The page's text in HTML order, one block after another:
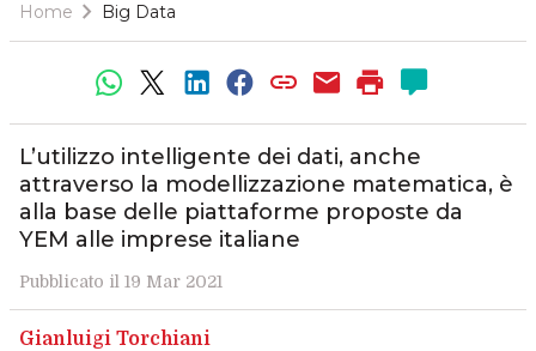
Home Big Data
L’utilizzo intelligente dei dati, anche
attraverso la modellizzazione matematica, è
alla base delle piattaforme proposte da
YEM alle imprese italiane
Pubblicato il 19 Mar 2021
Gianluigi Torchiani